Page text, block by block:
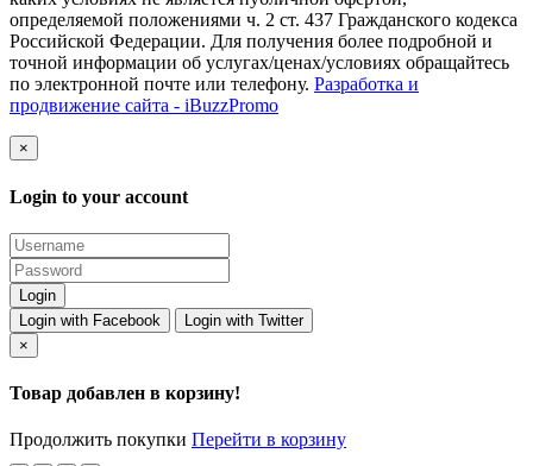
определяемой положениями ч. 2 ст. 437 Гражданского кодекса
Российской Федерации. Для получения более подробной и
точной информации об услугах/ценах/условиях обращайтесь
по электронной почте или телефону. Разработка и
продвижение сайта - iBuzzPromo
×
Login to your account
Login with Facebook
Login with Twitter
×
Товар добавлен в корзину!
Продолжить покупки Перейти в корзину